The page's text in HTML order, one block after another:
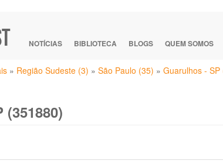
NOTÍCIAS BIBLIOTECA BLOGS QUEM SOMOS
» Região Sudeste (3) » São Paulo (35) » Guarulhos - SP